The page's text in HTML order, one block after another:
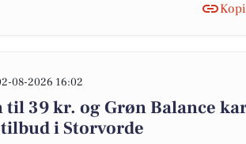
08-2026 16:02
til 39 kr. og Grøn Balance
i Storvorde